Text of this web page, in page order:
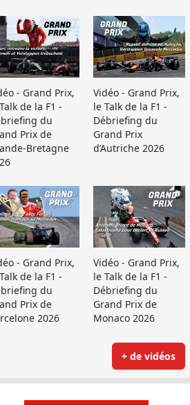
- Grand Prix,
de la F1 -
du
Prix de
Bretagne
Vidéo - Grand Prix,
le Talk de la F1 -
Débriefing du
Grand Prix
d’Autriche 2026
- Grand Prix,
de la F1 -
du
Prix de
2026
Vidéo - Grand Prix,
le Talk de la F1 -
Débriefing du
Grand Prix de
Monaco 2026
+ de vidéos